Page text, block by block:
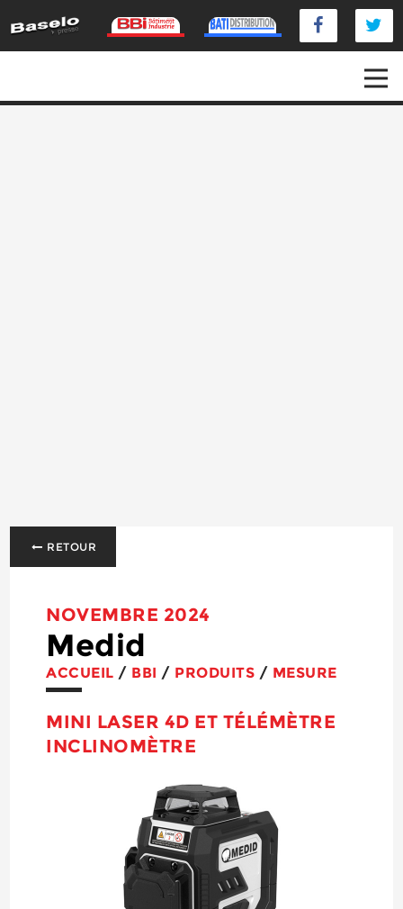
RETOUR
NOVEMBRE 2024
Medid
ACCUEIL / BBI / PRODUITS / MESURE
MINI LASER 4D ET TÉLÉMÈTRE
INCLINOMÈTRE